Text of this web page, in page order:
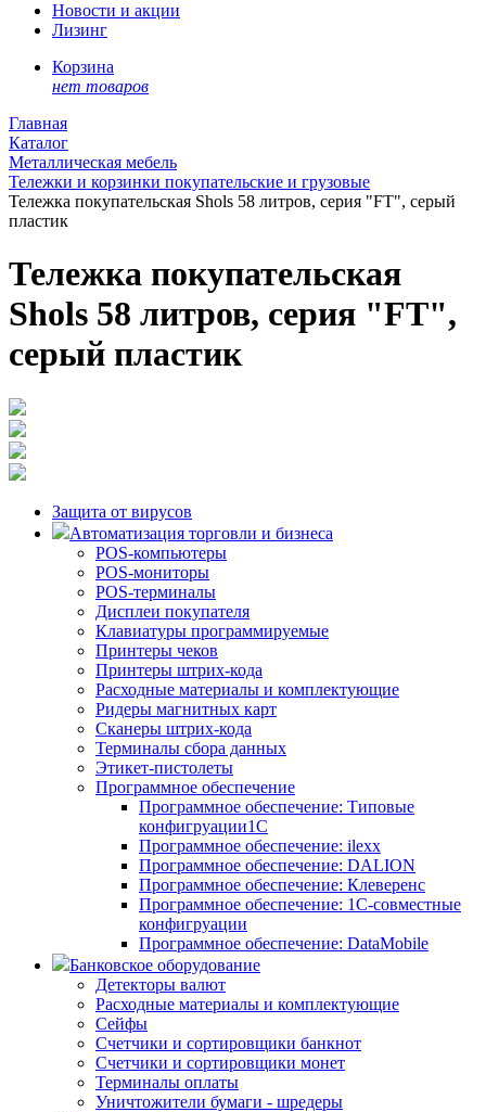
Новости и акции
Лизинг
Корзина
нет товаров
Главная
Каталог
Металлическая мебель
Тележки и корзинки покупательские и грузовые
Тележка покупательская Shols 58 литров, серия "FT", серый
пластик
Тележка покупательская
Shols 58 литров, серия "FT",
серый пластик
Защита от вирусов
Автоматизация торговли и бизнеса
POS-компьютеры
POS-мониторы
POS-терминалы
Дисплеи покупателя
Клавиатуры программируемые
Принтеры чеков
Принтеры штрих-кода
Расходные материалы и комплектующие
Ридеры магнитных карт
Сканеры штрих-кода
Терминалы сбора данных
Этикет-пистолеты
Программное обеспечение
Программное обеспечение: Типовые
конфигруации1С
Программное обеспечение: ilexx
Программное обеспечение: DALION
Программное обеспечение: Клеверенс
Программное обеспечение: 1С-совместные
конфигруации
Программное обеспечение: DataMobile
Банковское оборудование
Детекторы валют
Расходные материалы и комплектующие
Сейфы
Счетчики и сортировщики банкнот
Счетчики и сортировщики монет
Терминалы оплаты
Уничтожители бумаги - шредеры